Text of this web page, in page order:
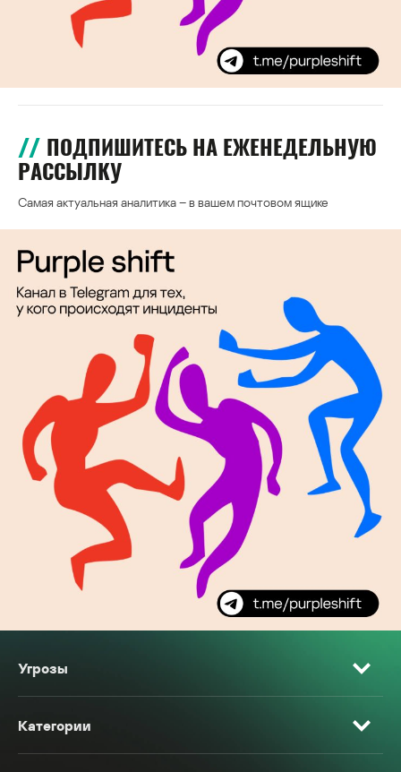
ПОДПИШИТЕСЬ НА ЕЖЕНЕДЕЛЬНУЮ
РАССЫЛКУ
Самая актуальная аналитика – в вашем почтовом ящике
Угрозы
Категории